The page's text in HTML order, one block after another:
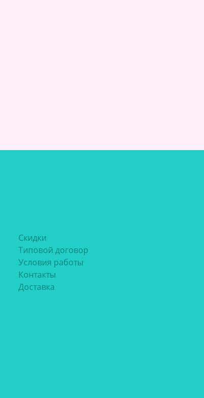
Скидки
Типовой договор
Условия работы
Контакты
Доставка